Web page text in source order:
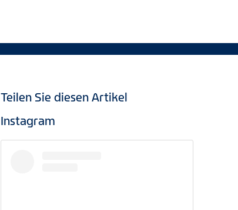
Teilen Sie diesen Artikel
Instagram